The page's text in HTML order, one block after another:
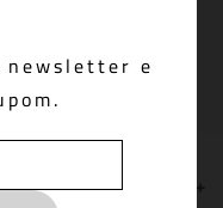
newsletter e
+